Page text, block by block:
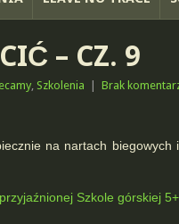
– CZ. 9
, Szkolenia Brak
na nartach
Szkole górskiej 5+